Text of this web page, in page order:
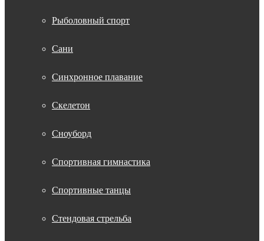
Рыболовный спорт
Сани
Синхронное плавание
Скелетон
Сноуборд
Спортивная гимнастика
Спортивные танцы
Стендовая стрельба